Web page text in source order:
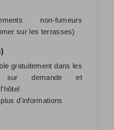
non-fumeurs
sur les terrasses)
gratuitement dans les
sur demande et
d'informations